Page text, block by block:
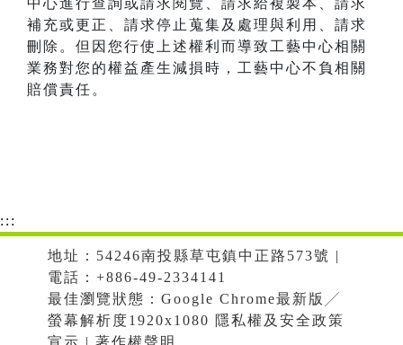
中心進行查詢或請求閱覽、請求給複製本、請求
補充或更正、請求停止蒐集及處理與利用、請求
刪除。但因您行使上述權利而導致工藝中心相關
業務對您的權益產生減損時，工藝中心不負相關
賠償責任。
:::
地址：54246南投縣草屯鎮中正路573號 |
電話：+886-49-2334141
最佳瀏覽狀態：Google Chrome最新版╱
螢幕解析度1920x1080 隱私權及安全政策